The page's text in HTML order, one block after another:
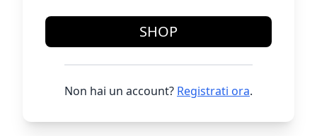
SHOP
Non hai un account? Registrati ora.